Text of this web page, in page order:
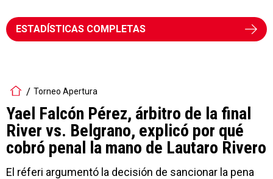
ESTADÍSTICAS COMPLETAS
Torneo Apertura
Yael Falcón Pérez, árbitro de la final
River vs. Belgrano, explicó por qué
cobró penal la mano de Lautaro Rivero
El réferi argumentó la decisión de sancionar la pena